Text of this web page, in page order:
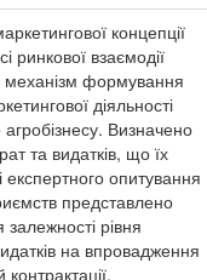
концепції
ринкової взаємодії
механізм формування
діяльності
агробізнесу. Визначено
та видатків, що їх
опитування
представлено
рівня
на впровадження